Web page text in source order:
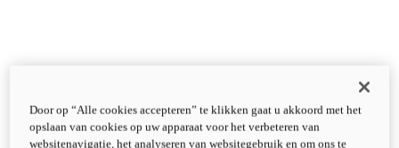
Door op “Alle cookies accepteren” te klikken gaat u akkoord met het
opslaan van cookies op uw apparaat voor het verbeteren van
websitenavigatie, het analyseren van websitegebruik en om ons te